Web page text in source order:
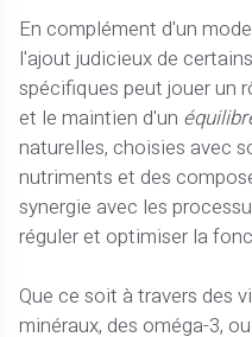
En complément d'un
l'ajout judicieux de
spécifiques peut jouer un
et le maintien d'un
naturelles, choisies avec
nutriments et des
synergie avec les
réguler et optimiser la
Que ce soit à travers des
minéraux, des oméga-3,